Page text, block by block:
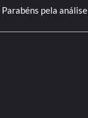
Parabéns pela análise